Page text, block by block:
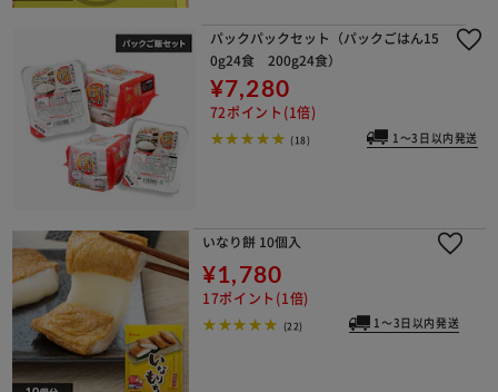
パックパックセット（パックごはん15
0g24食 200g24食）
¥7,280
72ポイント(1倍)
(18) 1～3日以内発送
いなり餅 10個入
¥1,780
17ポイント(1倍)
(22) 1～3日以内発送